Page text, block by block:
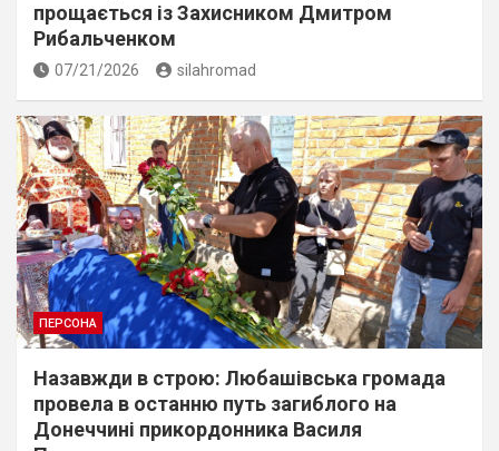
прощається із Захисником Дмитром
Рибальченком
07/21/2026 silahromad
ПЕРСОНА
Назавжди в строю: Любашівська громада
провела в останню путь загиблого на
Донеччині прикордонника Василя